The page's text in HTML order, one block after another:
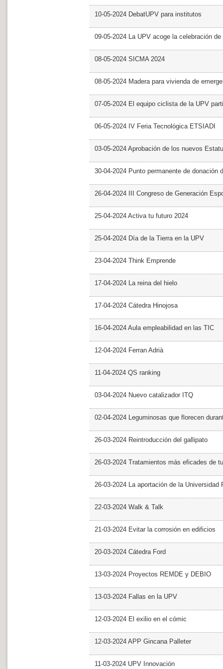
10-05-2024 DebatUPV para institutos
09-05-2024 La UPV acoge la celebración
08-05-2024 SICMA 2024
08-05-2024 Madera para vivienda de
07-05-2024 El equipo ciclista de la UPV
06-05-2024 IV Feria Tecnológica ETSIADI
03-05-2024 Aprobación de los nuevos
30-04-2024 Punto permanente de donación
26-04-2024 III Congreso de Generación
25-04-2024 Activa tu futuro 2024
25-04-2024 Día de la Tierra en la UPV
23-04-2024 Think Emprende
17-04-2024 La reina del hielo
17-04-2024 Cátedra Hinojosa
16-04-2024 Aula empleabilidad en las TIC
12-04-2024 Ferran Adrià
11-04-2024 QS ranking
03-04-2024 Nuevo catalizador ITQ
02-04-2024 Leguminosas que florecen
26-03-2024 Reintroducción del gallipato
26-03-2024 Tratamientos más eficades de
26-03-2024 La aportación de la Universidad
22-03-2024 Walk & Talk
21-03-2024 Evitar la corrosión en edificios
20-03-2024 Cátedra Ford
13-03-2024 Proyectos REMDE y DEBIO
13-03-2024 Fallas en la UPV
12-03-2024 El exilio en el cómic
12-03-2024 APP Gincana Palleter
11-03-2024 UPV Innovación